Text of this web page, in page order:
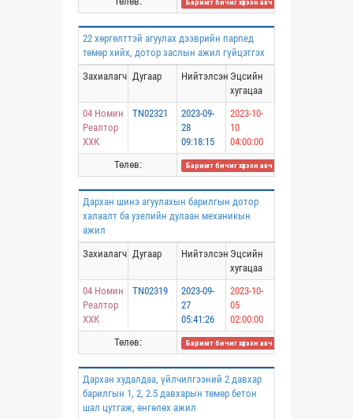
Баримт бичиг хүлээн авч дууссан
22 хөргөлттэй агуулах дээврийн парпед
төмөр хийх, дотор заслын ажил гүйцэтгэх
Захиалагч Дугаар Нийтэлсэн Эцсийн
хугацаа
04 Номин
Реалтор
ХХК
TN02321
2023-09-
28
09:18:15
2023-10-
10
04:00:00
Төлөв:
Баримт бичиг хүлээн авч дууссан
Дархан шинэ агуулахын барилгын дотор
халаалт ба узелийн дулаан механикын
ажил
Захиалагч Дугаар Нийтэлсэн Эцсийн
хугацаа
04 Номин
Реалтор
ХХК
TN02319
2023-09-
27
05:41:26
2023-10-
05
02:00:00
Төлөв:
Баримт бичиг хүлээн авч дууссан
Дархан худалдаа, үйлчилгээний 2 давхар
барилгын 1, 2, 2.5 давхарын төмөр бетон
шал цутгаж, өнгөлөх ажил